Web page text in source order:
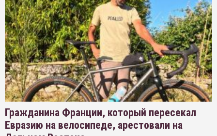
Гражданина Франции, который пересекал
Евразию на велосипеде, арестовали на